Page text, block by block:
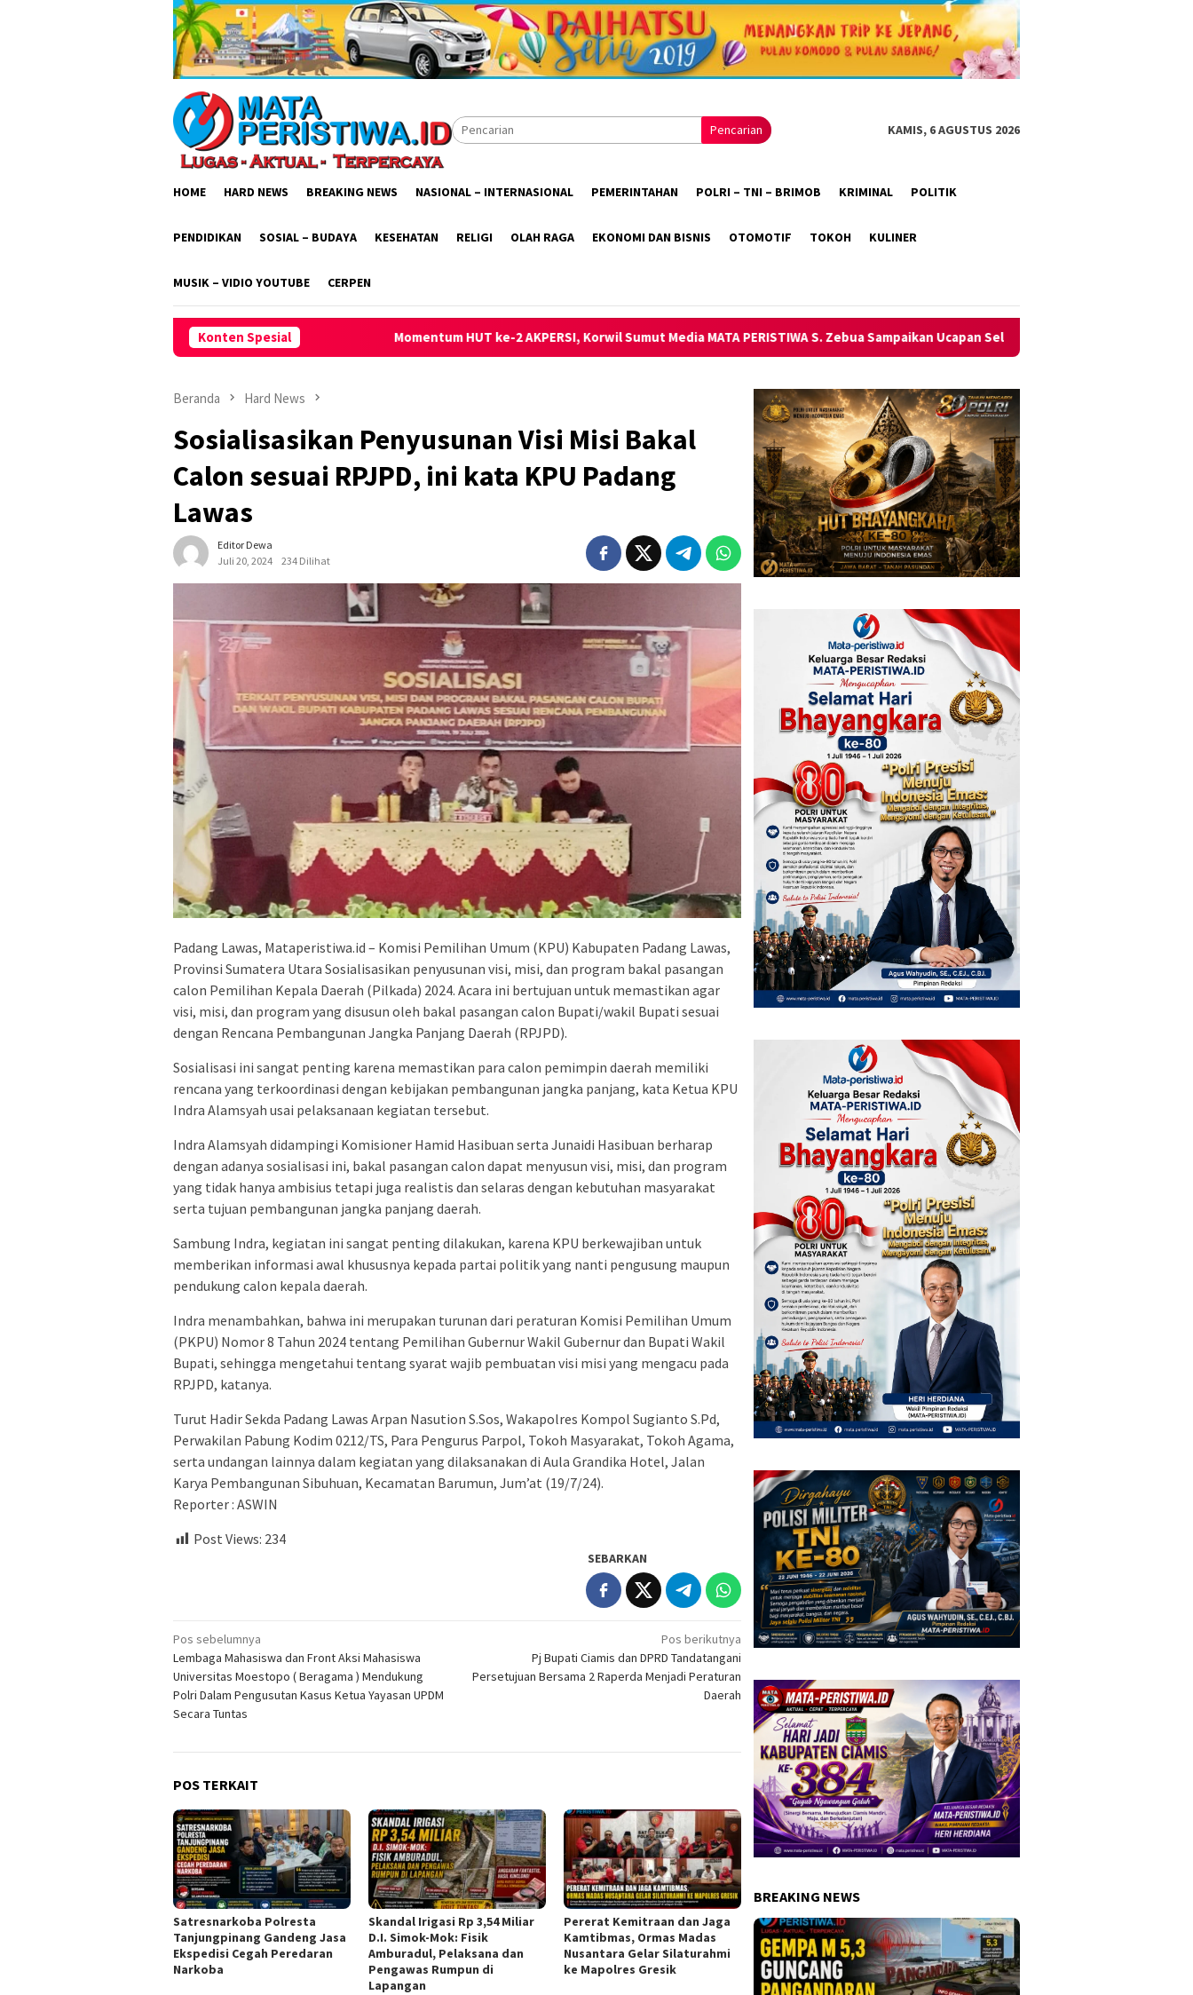
Pencarian KAMIS, 6 AGUSTUS 2026
HOME HARD NEWS BREAKING NEWS NASIONAL – INTERNASIONAL PEMERINTAHAN POLRI – TNI – BRIMOB KRIMINAL POLITIK
PENDIDIKAN SOSIAL – BUDAYA KESEHATAN RELIGI OLAH RAGA EKONOMI DAN BISNIS OTOMOTIF TOKOH KULINER
MUSIK – VIDIO YOUTUBE CERPEN
Konten Spesial
Momentum HUT ke-2 AKPERSI, Korwil Sumut Media MATA PERISTIWA S. Zebua Sampaikan Ucapan Selamat dan Apresiasi Kapolres Kotim Pimpin
Beranda Hard News
Sosialisasikan Penyusunan Visi Misi Bakal
Calon sesuai RPJPD, ini kata KPU Padang
Lawas
Editor Dewa
Juli 20, 2024
234 Dilihat
Padang Lawas, Mataperistiwa.id – Komisi Pemilihan Umum (KPU) Kabupaten Padang Lawas,
Provinsi Sumatera Utara Sosialisasikan penyusunan visi, misi, dan program bakal pasangan
calon Pemilihan Kepala Daerah (Pilkada) 2024. Acara ini bertujuan untuk memastikan agar
visi, misi, dan program yang disusun oleh bakal pasangan calon Bupati/wakil Bupati sesuai
dengan Rencana Pembangunan Jangka Panjang Daerah (RPJPD).
Sosialisasi ini sangat penting karena memastikan para calon pemimpin daerah memiliki
rencana yang terkoordinasi dengan kebijakan pembangunan jangka panjang, kata Ketua KPU
Indra Alamsyah usai pelaksanaan kegiatan tersebut.
Indra Alamsyah didampingi Komisioner Hamid Hasibuan serta Junaidi Hasibuan berharap
dengan adanya sosialisasi ini, bakal pasangan calon dapat menyusun visi, misi, dan program
yang tidak hanya ambisius tetapi juga realistis dan selaras dengan kebutuhan masyarakat
serta tujuan pembangunan jangka panjang daerah.
Sambung Indra, kegiatan ini sangat penting dilakukan, karena KPU berkewajiban untuk
memberikan informasi awal khususnya kepada partai politik yang nanti pengusung maupun
pendukung calon kepala daerah.
Indra menambahkan, bahwa ini merupakan turunan dari peraturan Komisi Pemilihan Umum
(PKPU) Nomor 8 Tahun 2024 tentang Pemilihan Gubernur Wakil Gubernur dan Bupati Wakil
Bupati, sehingga mengetahui tentang syarat wajib pembuatan visi misi yang mengacu pada
RPJPD, katanya.
Turut Hadir Sekda Padang Lawas Arpan Nasution S.Sos, Wakapolres Kompol Sugianto S.Pd,
Perwakilan Pabung Kodim 0212/TS, Para Pengurus Parpol, Tokoh Masyarakat, Tokoh Agama,
serta undangan lainnya dalam kegiatan yang dilaksanakan di Aula Grandika Hotel, Jalan
Karya Pembangunan Sibuhuan, Kecamatan Barumun, Jum’at (19/7/24).
Reporter : ASWIN
Post Views: 234
SEBARKAN
Navigasi
pos
Pos sebelumnya
Lembaga Mahasiswa dan Front Aksi Mahasiswa
Universitas Moestopo ( Beragama ) Mendukung
Polri Dalam Pengusutan Kasus Ketua Yayasan UPDM
Secara Tuntas
Pos berikutnya
Pj Bupati Ciamis dan DPRD Tandatangani
Persetujuan Bersama 2 Raperda Menjadi Peraturan
Daerah
POS TERKAIT
Satresnarkoba Polresta
Tanjungpinang Gandeng Jasa
Ekspedisi Cegah Peredaran
Narkoba
Skandal Irigasi Rp 3,54 Miliar
D.I. Simok-Mok: Fisik
Amburadul, Pelaksana dan
Pengawas Rumpun di
Lapangan
Pererat Kemitraan dan Jaga
Kamtibmas, Ormas Madas
Nusantara Gelar Silaturahmi
ke Mapolres Gresik
BREAKING NEWS